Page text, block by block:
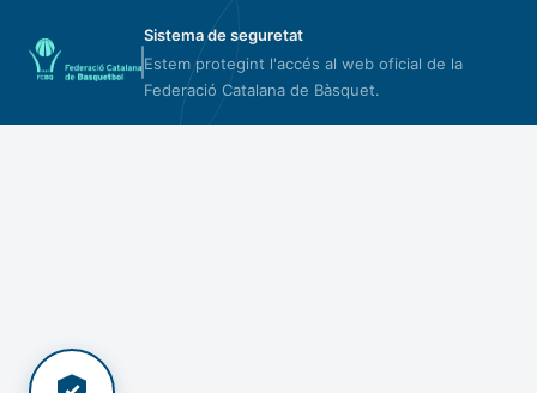
Sistema de seguretat
Estem protegint l'accés al web oficial de la
Federació Catalana de Bàsquet.